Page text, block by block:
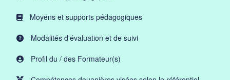
Moyens et supports pédagogiques
Modalités d'évaluation et de suivi
Profil du / des Formateur(s)